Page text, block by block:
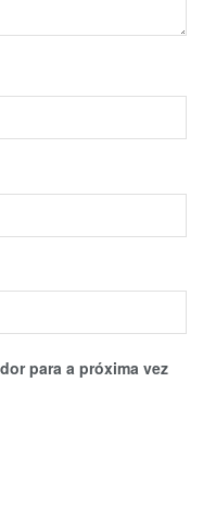
para a próxima vez